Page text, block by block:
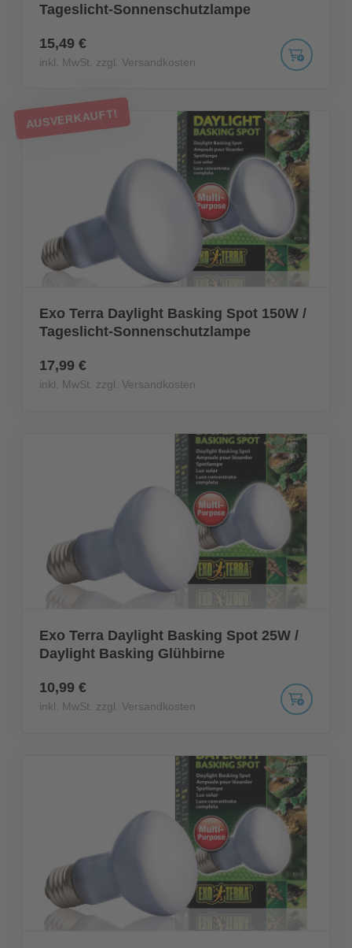
Tageslicht-Sonnenschutzlampe
15,49 €
inkl. MwSt. zzgl. Versandkosten
Exo Terra Daylight Basking Spot 150W /
Tageslicht-Sonnenschutzlampe
17,99 €
inkl. MwSt. zzgl. Versandkosten
AUSVERKAUFT!
Exo Terra Daylight Basking Spot 25W /
Daylight Basking Glühbirne
10,99 €
inkl. MwSt. zzgl. Versandkosten